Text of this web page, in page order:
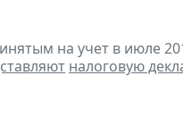
на учет в июле
налоговую